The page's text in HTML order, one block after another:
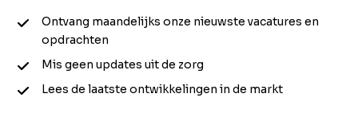
Ontvang maandelijks onze nieuwste vacatures en
opdrachten
Mis geen updates uit de zorg
Lees de laatste ontwikkelingen in de markt